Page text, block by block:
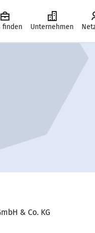
finden Unternehmen
& Co. KG